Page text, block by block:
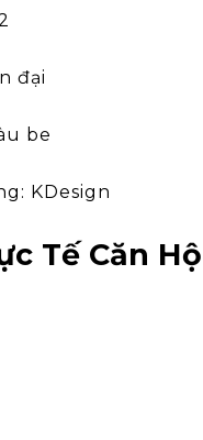
đại
be
KDesign
Tế Căn